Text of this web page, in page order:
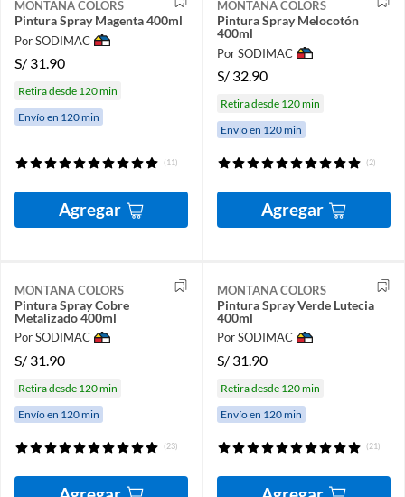
MONTANA COLORS
Pintura Spray Magenta 400ml
Por SODIMAC
S/ 31.90
Retira desde 120 min
Envío en 120 min
(11)
Agregar
MONTANA COLORS
Pintura Spray Melocotón
400ml
Por SODIMAC
S/ 32.90
Retira desde 120 min
Envío en 120 min
(2)
Agregar
MONTANA COLORS
Pintura Spray Cobre
Metalizado 400ml
Por SODIMAC
S/ 31.90
Retira desde 120 min
Envío en 120 min
(23)
MONTANA COLORS
Pintura Spray Verde Lutecia
400ml
Por SODIMAC
S/ 31.90
Retira desde 120 min
Envío en 120 min
(21)